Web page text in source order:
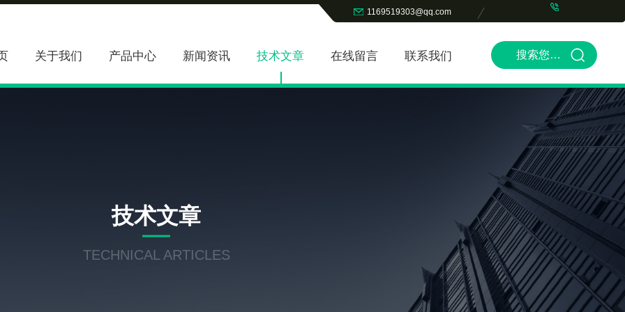
1169519303@qq.com
关于我们 产品中心 新闻资讯 技术文章 在线留言 联系我们
技术文章
TECHNICAL ARTICLES